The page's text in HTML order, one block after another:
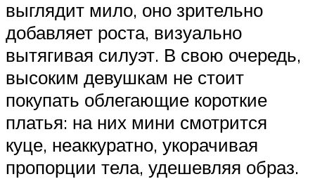
выглядит мило, оно зрительно
добавляет роста, визуально
вытягивая силуэт. В свою очередь,
высоким девушкам не стоит
покупать облегающие короткие
платья: на них мини смотрится
куце, неаккуратно, укорачивая
пропорции тела, удешевляя образ.